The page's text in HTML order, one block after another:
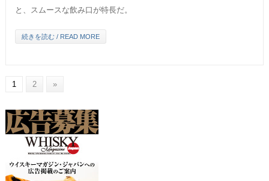
と、スムースな飲み口が特長だ。
続きを読む / READ MORE
1 2 »